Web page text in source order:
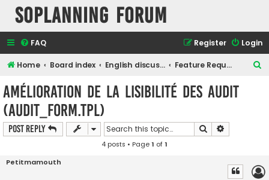
SOPlanning Forum
FAQ Login
Register
Home Board index English discussions Feature Request/suggestion
Amélioration de la lisibilité des audit
(audit_form.tpl)
Post Reply Search
4 posts • Page1 of1
Petitmamouth